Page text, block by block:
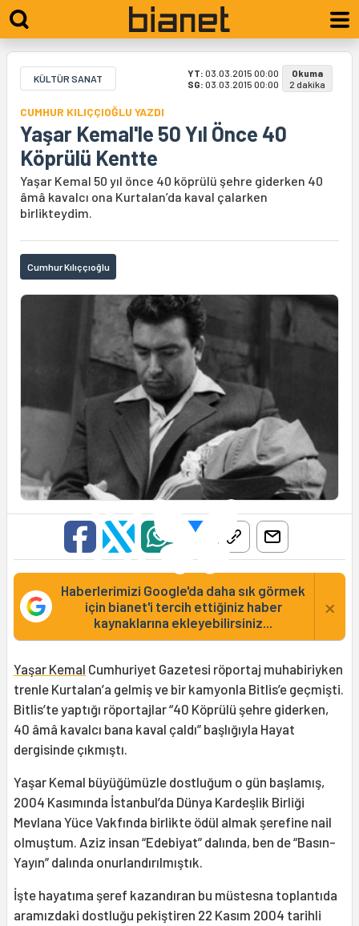
KÜLTÜR SANAT YT: 03.03.2015 00:00
SG: 03.03.2015 00:00
Okuma
2 dakika
CUMHUR KILIÇÇIOĞLU YAZDI
Yaşar Kemal'le 50 Yıl Önce 40
Köprülü Kentte
Yaşar Kemal 50 yıl önce 40 köprülü şehre giderken 40
âmâ kavalcı ona Kurtalan’da kaval çalarken
birlikteydim.
Cumhur Kılıççıoğlu
Haberlerimizi Google'da daha sık görmek
için bianet'i tercih ettiğiniz haber
kaynaklarına ekleyebilirsiniz...
×
Yaşar Kemal Cumhuriyet Gazetesi röportaj muhabiriyken
trenle Kurtalan’a gelmiş ve bir kamyonla Bitlis’e geçmişti.
Bitlis’te yaptığı röportajlar “40 Köprülü şehre giderken,
40 âmâ kavalcı bana kaval çaldı” başlığıyla Hayat
dergisinde çıkmıştı.
Yaşar Kemal büyüğümüzle dostluğum o gün başlamış,
2004 Kasımında İstanbul’da Dünya Kardeşlik Birliği
Mevlana Yüce Vakfında birlikte ödül almak şerefine nail
olmuştum. Aziz insan “Edebiyat” dalında, ben de “Basın-
Yayın” dalında onurlandırılmıştık.
İşte hayatıma şeref kazandıran bu müstesna toplantıda
aramızdaki dostluğu pekiştiren 22 Kasım 2004 tarihli